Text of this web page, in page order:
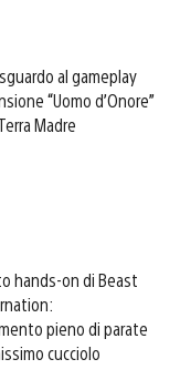
al gameplay
“Uomo d’Onore”
Madre
hands-on di Beast
pieno di parate
cucciolo